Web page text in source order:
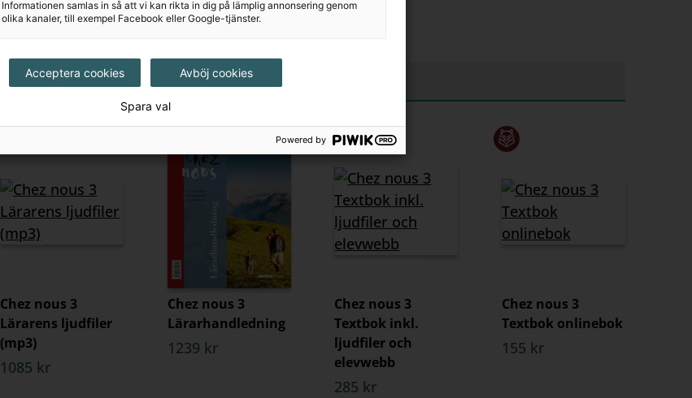
285 kr
Chez nous 3
Lärarens ljudfiler
(mp3)
1085 kr
Chez nous 3
Lärarhandledning
1239 kr
Chez nous 3
Textbok inkl.
ljudfiler och
elevwebb
285 kr
Chez nous 3
Textbok onlinebok
155 kr
Informationen samlas in så att vi kan rikta in dig på lämplig annonsering genom
olika kanaler, till exempel Facebook eller Google-tjänster.
Acceptera cookies Avböj cookies
Spara val
Powered by